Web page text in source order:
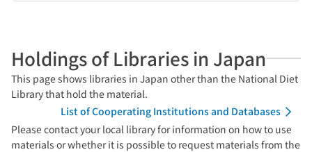
Holdings of Libraries in Japan
This page shows libraries in Japan other than the National Diet
Library that hold the material.
List of Cooperating Institutions and Databases
Please contact your local library for information on how to use
materials or whether it is possible to request materials from the